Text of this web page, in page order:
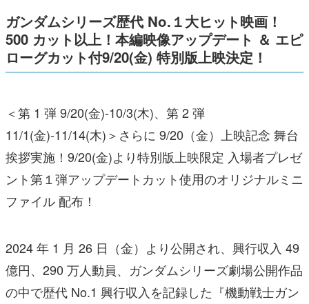
ガンダムシリーズ歴代 No.１大ヒット映画！
500 カット以上！本編映像アップデート ＆ エピ
ローグカット付9/20(金) 特別版上映決定！
＜第 1 弾 9/20(金)-10/3(木)、第 2 弾
11/1(金)-11/14(木)＞さらに 9/20（金）上映記念 舞台
挨拶実施！9/20(金)より特別版上映限定 入場者プレゼ
ント第１弾アップデートカット使用のオリジナルミニ
ファイル 配布！
2024 年 1 月 26 日（金）より公開され、興行収入 49
億円、290 万人動員、ガンダムシリーズ劇場公開作品
の中で歴代 No.1 興行収入を記録した『機動戦士ガン